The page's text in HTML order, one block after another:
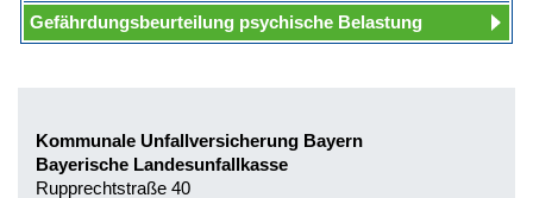
Gefährdungsbeurteilung psychische Belastung
Kommunale Unfallversicherung Bayern
Bayerische Landesunfallkasse
Rupprechtstraße 40